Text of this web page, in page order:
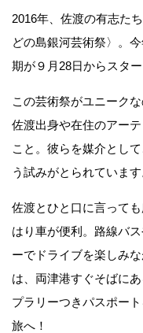
2016年、佐渡の有志た
どの島銀河芸術祭〉。
期が９月28日からスター
この芸術祭がユニーク
佐渡出身や在住のアー
こと。彼らを媒介とし
う試みがとられています
佐渡とひと口に言って
はり車が便利。路線バ
ーでドライブを楽しみ
は、両津港すぐそばに
プラリーつきパスポー
旅へ！